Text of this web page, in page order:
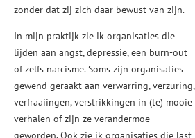
zonder dat zij zich daar bewust van zijn.
In mijn praktijk zie ik organisaties die
lijden aan angst, depressie, een burn-out
of zelfs narcisme. Soms zijn organisaties
gewend geraakt aan verwarring, verzuring,
verfraaiingen, verstrikkingen in (te) mooie
verhalen of zijn ze verandermoe
geworden. Ook zie ik organisaties die last